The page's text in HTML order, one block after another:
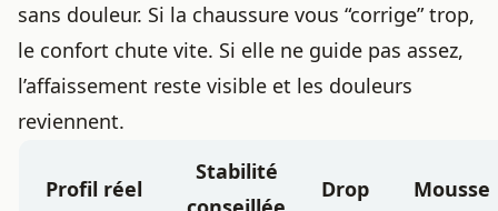
sans douleur. Si la chaussure vous “corrige” trop,
le confort chute vite. Si elle ne guide pas assez,
l’affaissement reste visible et les douleurs
reviennent.
Profil réel
Stabilité
Drop Mousse